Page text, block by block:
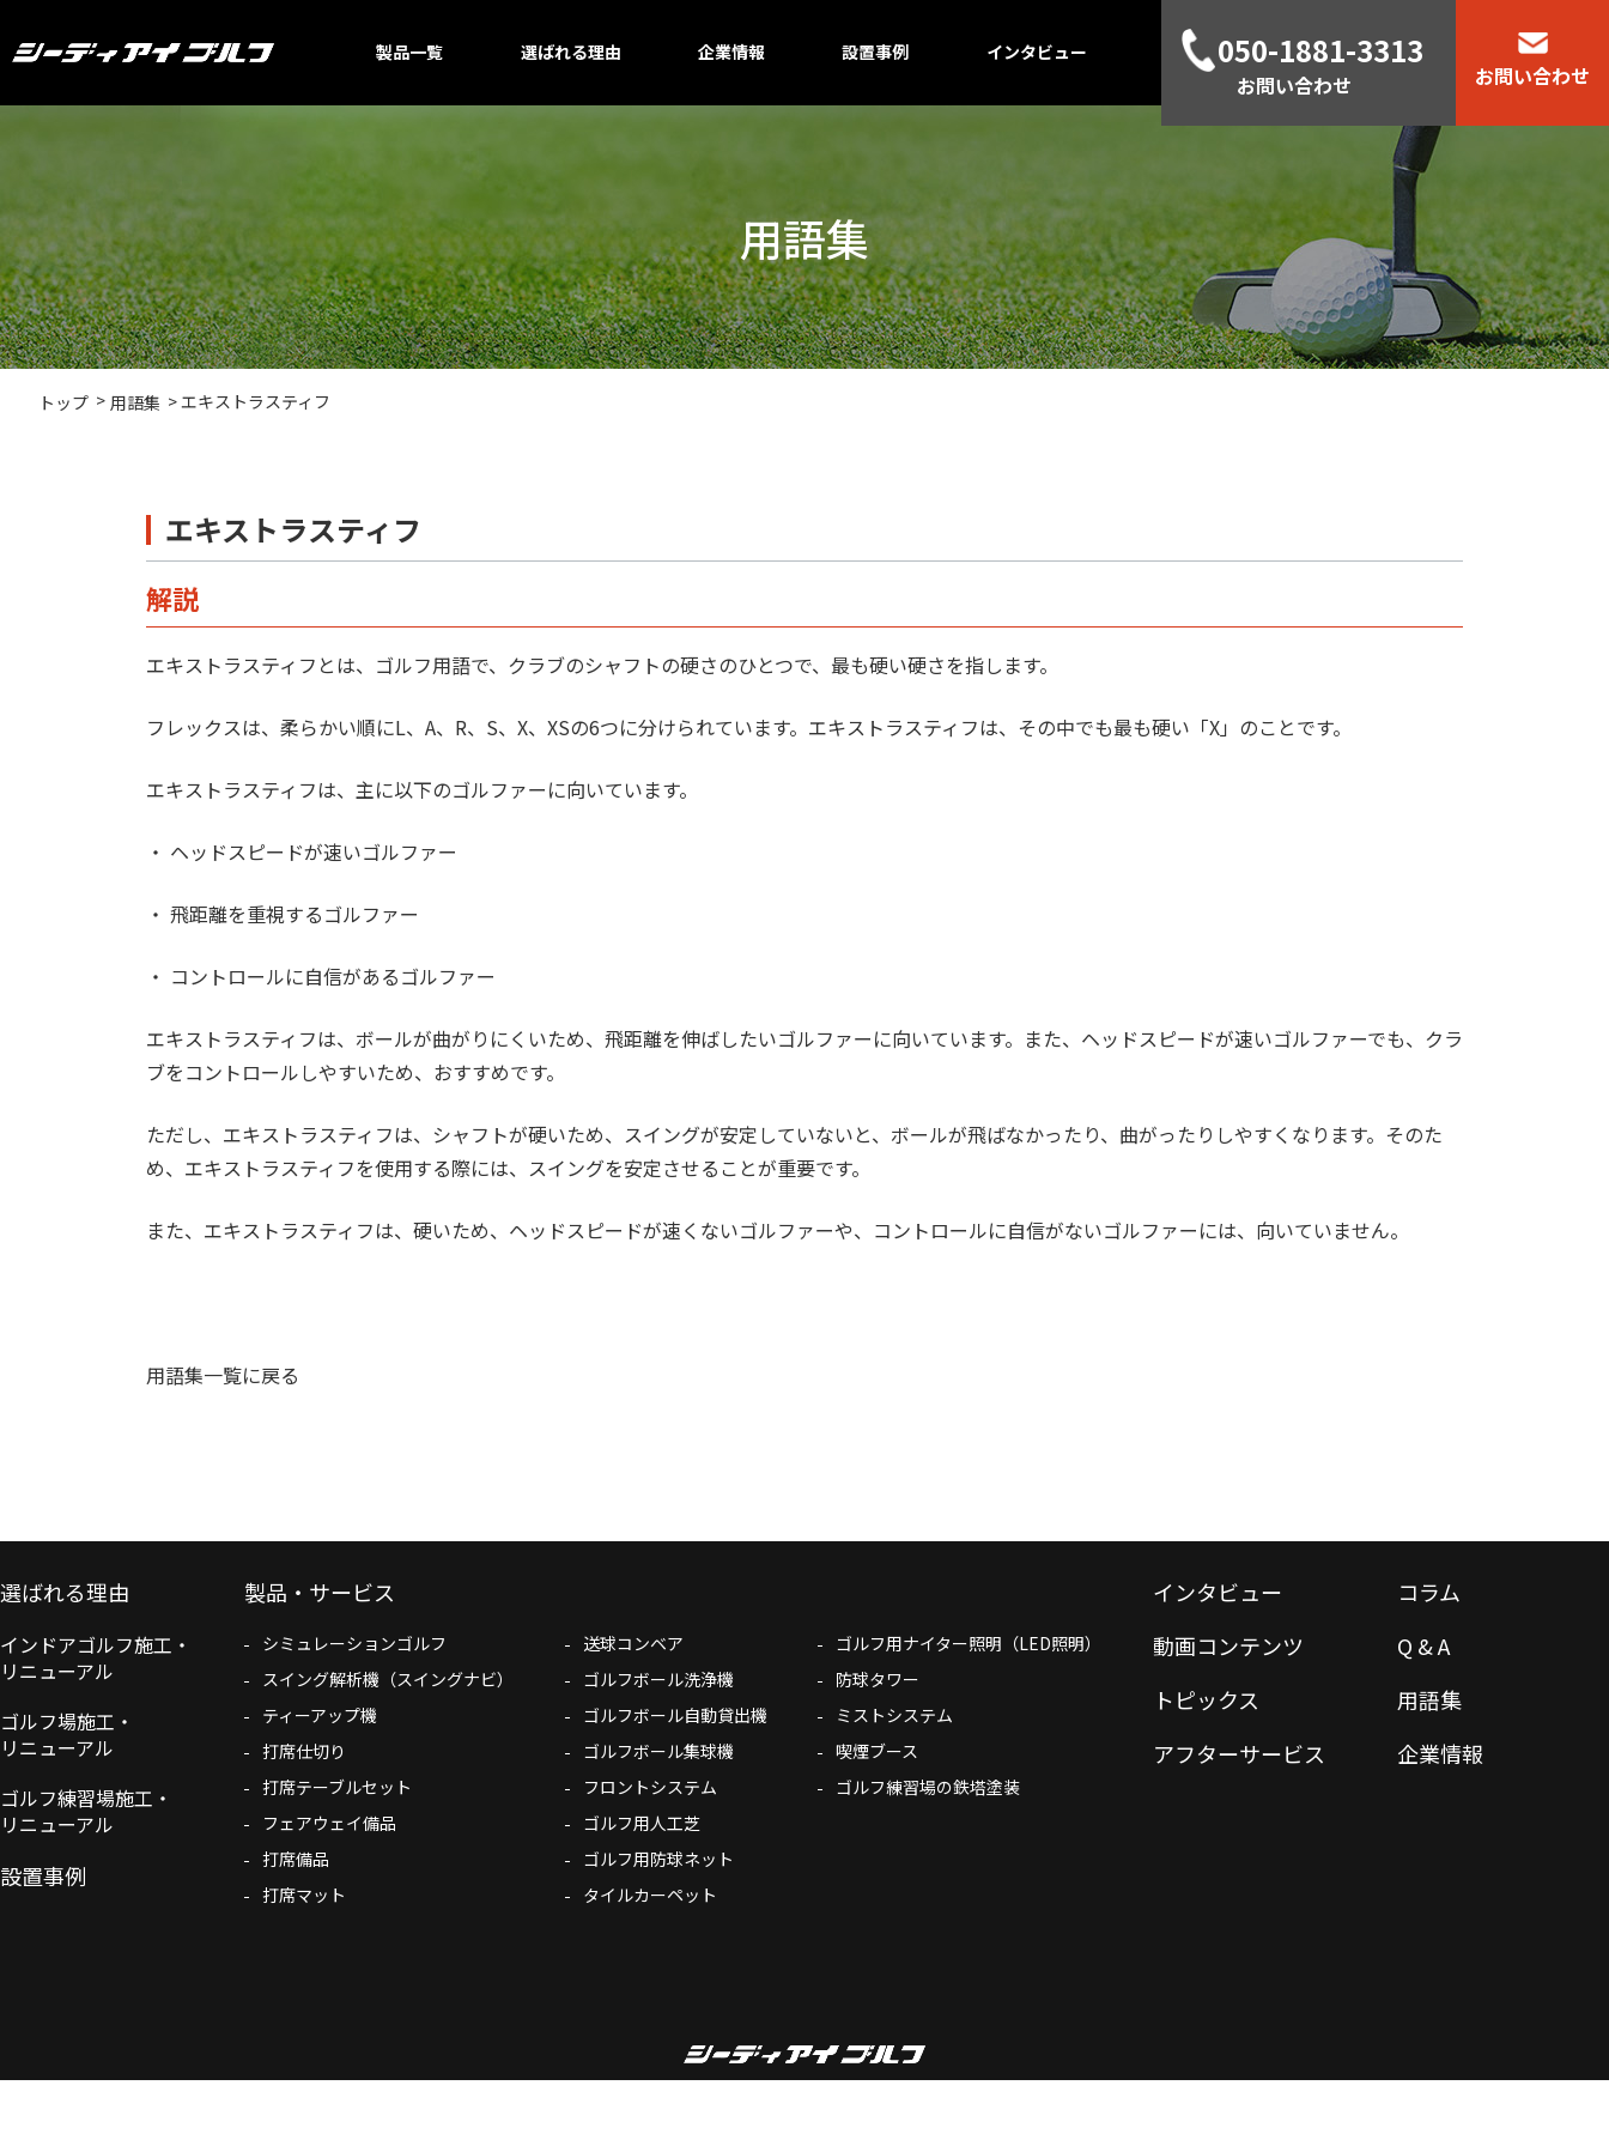
製品一覧 選ばれる理由 企業情報 設置事例 インタビュー 050-1881-3313
お問い合わせ お問い合わせ
用語集
トップ 用語集 エキストラスティフ
エキストラスティフ
解説
エキストラスティフとは、ゴルフ用語で、クラブのシャフトの硬さのひとつで、最も硬い硬さを指します。
フレックスは、柔らかい順にL、A、R、S、X、XSの6つに分けられています。エキストラスティフは、その中でも最も硬い「X」のことです。
エキストラスティフは、主に以下のゴルファーに向いています。
・ ヘッドスピードが速いゴルファー
・ 飛距離を重視するゴルファー
・ コントロールに自信があるゴルファー
エキストラスティフは、ボールが曲がりにくいため、飛距離を伸ばしたいゴルファーに向いています。また、ヘッドスピードが速いゴルファーでも、クラ
ブをコントロールしやすいため、おすすめです。
ただし、エキストラスティフは、シャフトが硬いため、スイングが安定していないと、ボールが飛ばなかったり、曲がったりしやすくなります。そのた
め、エキストラスティフを使用する際には、スイングを安定させることが重要です。
また、エキストラスティフは、硬いため、ヘッドスピードが速くないゴルファーや、コントロールに自信がないゴルファーには、向いていません。
用語集一覧に戻る
選ばれる理由
インドアゴルフ施工・
リニューアル
ゴルフ場施工・
リニューアル
ゴルフ練習場施工・
リニューアル
設置事例
製品・サービス
シミュレーションゴルフ
スイング解析機（スイングナビ）
ティーアップ機
打席仕切り
打席テーブルセット
フェアウェイ備品
打席備品
打席マット
送球コンベア
ゴルフボール洗浄機
ゴルフボール自動貸出機
ゴルフボール集球機
フロントシステム
ゴルフ用人工芝
ゴルフ用防球ネット
タイルカーペット
ゴルフ用ナイター照明（LED照明）
防球タワー
ミストシステム
喫煙ブース
ゴルフ練習場の鉄塔塗装
インタビュー
動画コンテンツ
トピックス
アフターサービス
コラム
Q & A
用語集
企業情報